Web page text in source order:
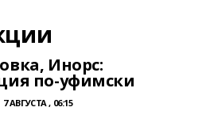
Инорс:
по-уфимски
7 АВГУСТА , 06:15